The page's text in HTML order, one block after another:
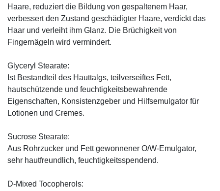
Haare, reduziert die Bildung von gespaltenem Haar,
verbessert den Zustand geschädigter Haare, verdickt das
Haar und verleiht ihm Glanz. Die Brüchigkeit von
Fingernägeln wird vermindert.
Glyceryl Stearate:
Ist Bestandteil des Hauttalgs, teilverseiftes Fett,
hautschützende und feuchtigkeitsbewahrende
Eigenschaften, Konsistenzgeber und Hilfsemulgator für
Lotionen und Cremes.
Sucrose Stearate:
Aus Rohrzucker und Fett gewonnener O/W-Emulgator,
sehr hautfreundlich, feuchtigkeitsspendend.
D-Mixed Tocopherols: